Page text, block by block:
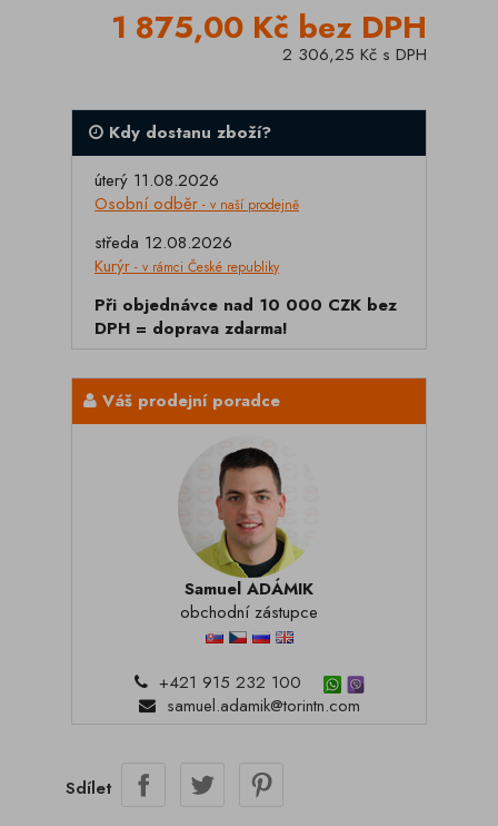
1 875,00 Kč bez DPH
2 306,25 Kč s DPH
Kdy dostanu zboží?
úterý 11.08.2026
Osobní odběr - v naší prodejně
středa 12.08.2026
Kurýr - v rámci České republiky
Při objednávce nad 10 000 CZK bez
DPH = doprava zdarma!
Váš prodejní poradce
Samuel ADÁMIK
obchodní zástupce
+421 915 232 100
samuel.adamik@torintn.com
Sdílet